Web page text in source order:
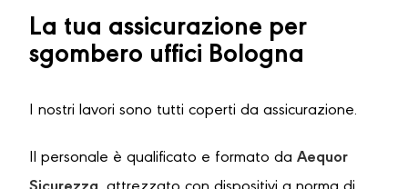
La tua assicurazione per
sgombero uffici Bologna
I nostri lavori sono tutti coperti da assicurazione.
Il personale è qualificato e formato da Aequor